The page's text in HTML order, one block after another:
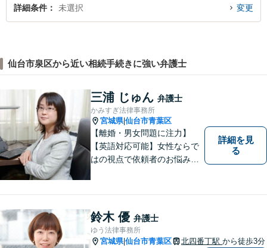
詳細条件 未選択 変更
仙台市泉区から近い相続手続きに強い弁護士
三浦 じゅん 弁護士
かみすぎ法律事務所
宮城県|仙台市青葉区
【離婚・男女問題に注力】
【英語対応可能】女性ならで
はの視点で依頼者のお悩みに
男女問題やセクハラ事件など
のお困り事がございました
ら、お気軽にご相談くださ
い。
詳細を見
る
鈴木 優 弁護士
ゆう法律事務所
宮城県|仙台市青葉区 北四番丁駅 から徒歩3分